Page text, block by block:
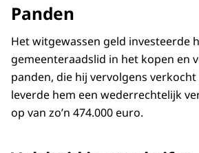
Panden
Het witgewassen geld investeerde
gemeenteraadslid in het kopen en
panden, die hij vervolgens
leverde hem een wederrechtelijk
op van zo’n 474.000 euro.